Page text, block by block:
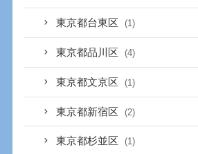
東京都台東区 (1)
東京都品川区 (4)
東京都文京区 (1)
東京都新宿区 (2)
東京都杉並区 (1)